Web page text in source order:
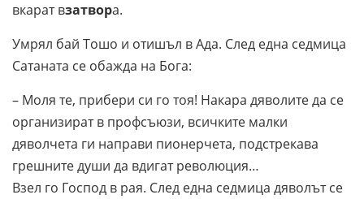
вкарат взатвора.
Умрял бай Тошо и отишъл в Ада. След една седмица
Сатаната се обажда на Бога:
– Моля те, прибери си го тоя! Накара дяволите да се
организират в профсъюзи, всичките малки
дяволчета ги направи пионерчета, подстрекава
грешните души да вдигат революция…
Взел го Господ в рая. След една седмица дяволът се